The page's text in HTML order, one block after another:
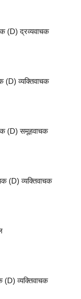
(D) द्रव्यवाचक
(D) व्यक्तिवाचक
(D) समूहवाचक
(D) व्यक्तिवाचक
(D) व्यक्तिवाचक